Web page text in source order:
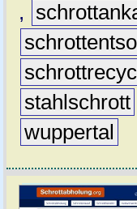
,
stahlschrott
wuppertal